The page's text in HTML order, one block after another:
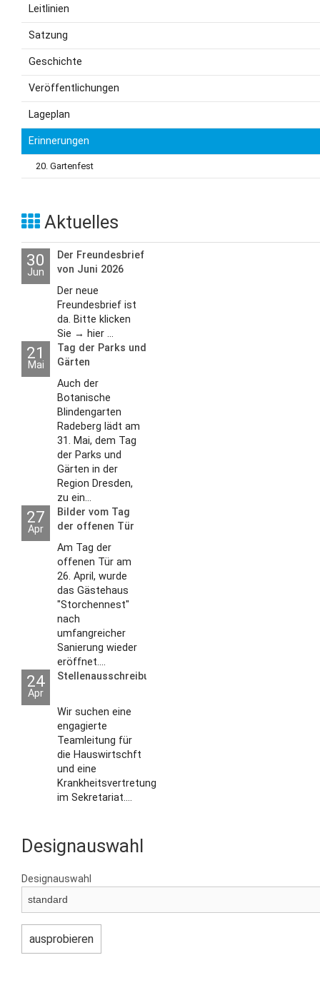
Leitlinien
Satzung
Geschichte
Veröffentlichungen
Lageplan
Erinnerungen
20. Gartenfest
Aktuelles
30
Jun
Der Freundesbrief
von Juni 2026
Der neue
Freundesbrief ist
da. Bitte klicken
Sie → hier ...
21
Mai
Tag der Parks und
Gärten
Auch der
Botanische
Blindengarten
Radeberg lädt am
31. Mai, dem Tag
der Parks und
Gärten in der
Region Dresden,
zu ein...
27
Apr
Bilder vom Tag
der offenen Tür
2026
Am Tag der
offenen Tür am
26. April, wurde
das Gästehaus
"Storchennest"
nach
umfangreicher
Sanierung wieder
eröffnet....
24
Apr
Stellenausschreibungen
Wir suchen eine
engagierte
Teamleitung für
die Hauswirtschft
und eine
Krankheitsvertretung
im Sekretariat....
Designauswahl
Designauswahl